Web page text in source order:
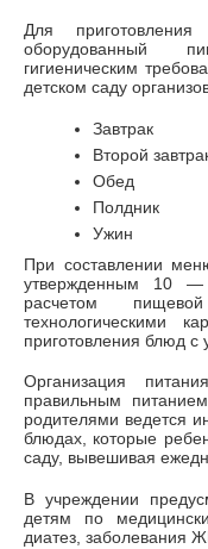
Для
оборудованный
гигиеническим
детском саду
Завтрак
Второй
Обед
Полдник
Ужин
При составлении
утвержденным 10
расчетом
технологическими
приготовления блюд с
Организация
правильным
родителями ведется
блюдах, которые
саду, вывешивая
В учреждении
детям по
диатез, заболевания